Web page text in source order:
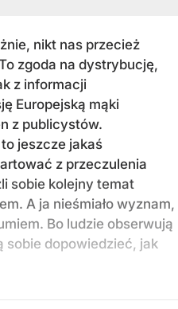
nikt nas przecież
zgoda na dystrybucję,
z informacji
Europejską mąki
z publicystów.
jeszcze jakaś
z przeczulenia
sobie kolejny temat
A ja nieśmiało wyznam,
Bo ludzie obserwują
sobie dopowiedzieć, jak